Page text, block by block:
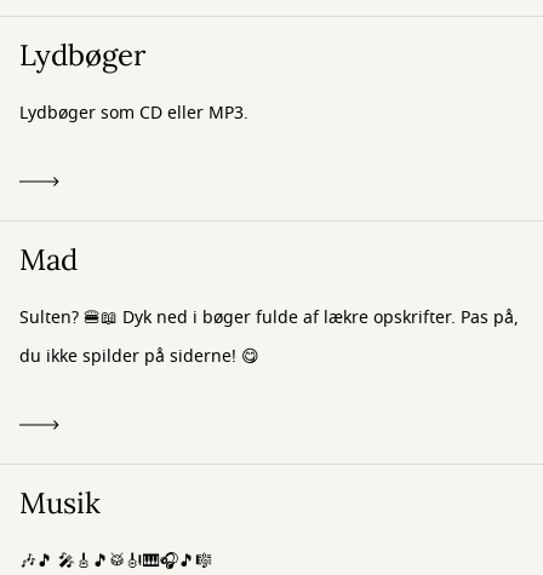
Lydbøger
Lydbøger som CD eller MP3.
Mad
Sulten? 🍔📖 Dyk ned i bøger fulde af lækre opskrifter. Pas på,
du ikke spilder på siderne! 😋
Musik
🎶🎵 🎤🎸🎵🥁🎻🎹🎧🎵🎼